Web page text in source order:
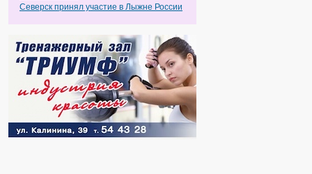
Северск принял участие в Лыжне России